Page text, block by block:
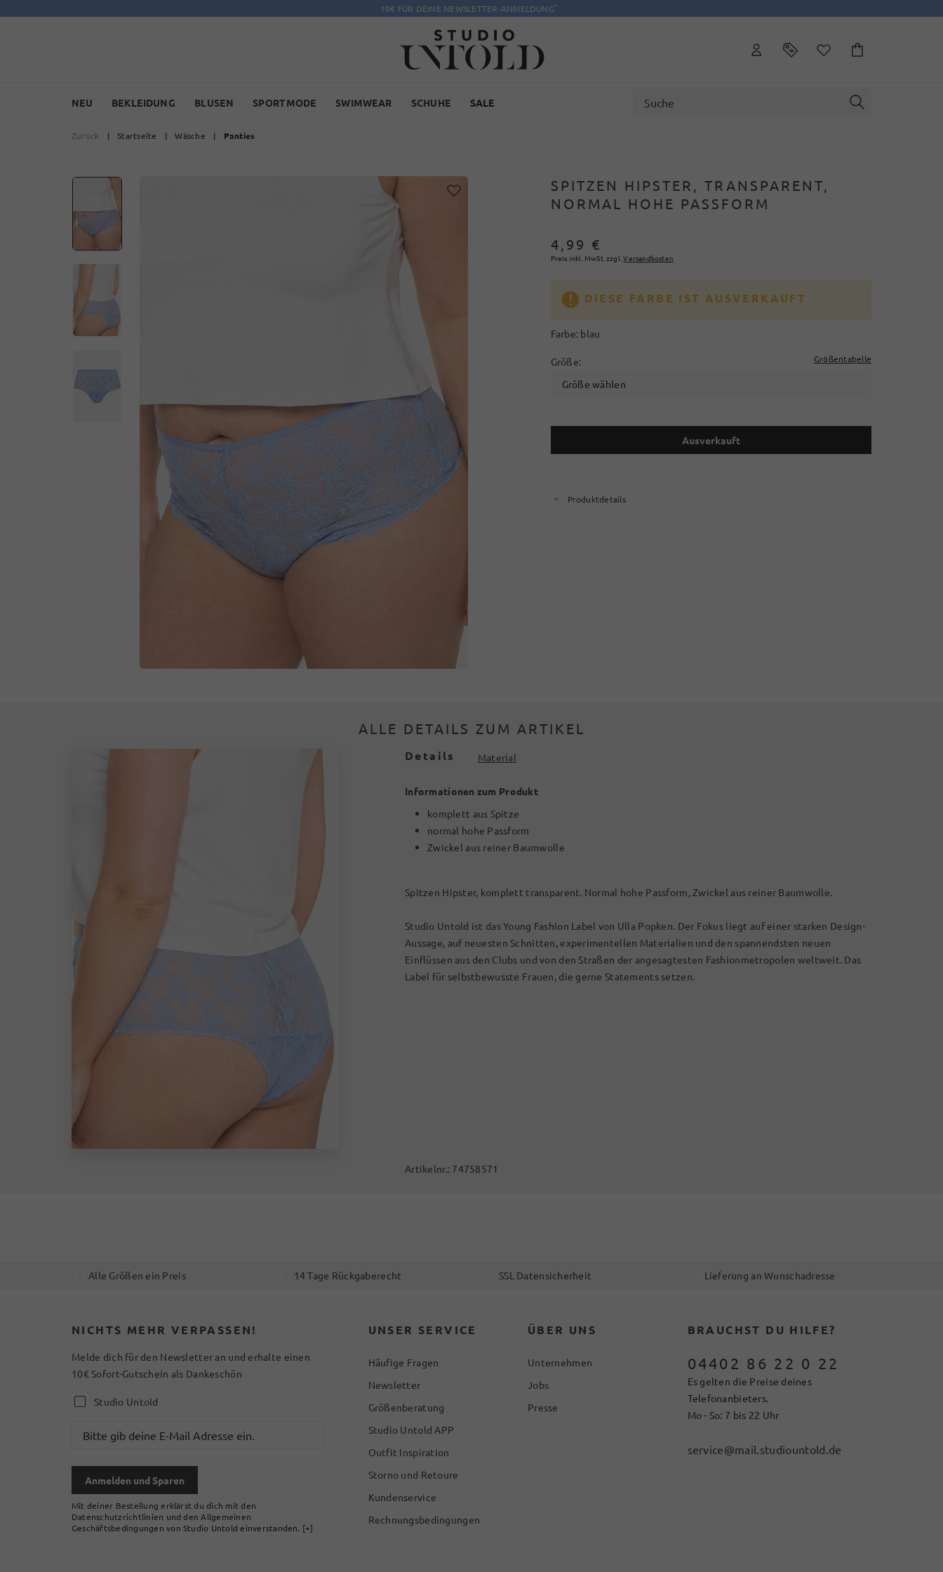
10€ FÜR DEINE NEWSLETTER-ANMELDUNG*
NEU BEKLEIDUNG BLUSEN SPORTMODE SWIMWEAR SCHUHE SALE
Zurück | Startseite | Wäsche | Panties
SPITZEN HIPSTER, TRANSPARENT,
NORMAL HOHE PASSFORM
4,99 €
Preis inkl. MwSt. zzgl.Versandkosten
DIESE FARBE IST AUSVERKAUFT
Farbe: blau
Größe: Größentabelle
Größe wählen
Ausverkauft
Produktdetails
ALLE DETAILS ZUM ARTIKEL
Details Material
Informationen zum Produkt
komplett aus Spitze
normal hohe Passform
Zwickel aus reiner Baumwolle
Spitzen Hipster, komplett transparent. Normal hohe Passform, Zwickel aus reiner Baumwolle.
Studio Untold ist das Young Fashion Label von Ulla Popken. Der Fokus liegt auf einer starken Design-
Aussage, auf neuesten Schnitten, experimentellen Materialien und den spannendsten neuen
Einflüssen aus den Clubs und von den Straßen der angesagtesten Fashionmetropolen weltweit. Das
Label für selbstbewusste Frauen, die gerne Statements setzen.
Artikelnr.: 74758571
Alle Größen ein Preis 14 Tage Rückgaberecht SSL Datensicherheit Lieferung an Wunschadresse
NICHTS MEHR VERPASSEN!
Melde dich für den Newsletter an und erhalte einen
10€ Sofort-Gutschein als Dankeschön
Studio Untold
Anmelden und Sparen
Mit deiner Bestellung erklärst du dich mit den
Datenschutzrichtlinien und den Allgemeinen
Geschäftsbedingungen von Studio Untold einverstanden. [+]
UNSER SERVICE
Häufige Fragen
Newsletter
Größenberatung
Studio Untold APP
Outfit Inspiration
Storno und Retoure
Kundenservice
Rechnungsbedingungen
ÜBER UNS
Unternehmen
Jobs
Presse
BRAUCHST DU HILFE?
04402 86 22 0 22
Es gelten die Preise deines
Telefonanbieters.
Mo - So: 7 bis 22 Uhr
service@mail.studiountold.de